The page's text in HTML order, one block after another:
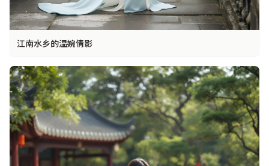
江南水乡的温婉倩影